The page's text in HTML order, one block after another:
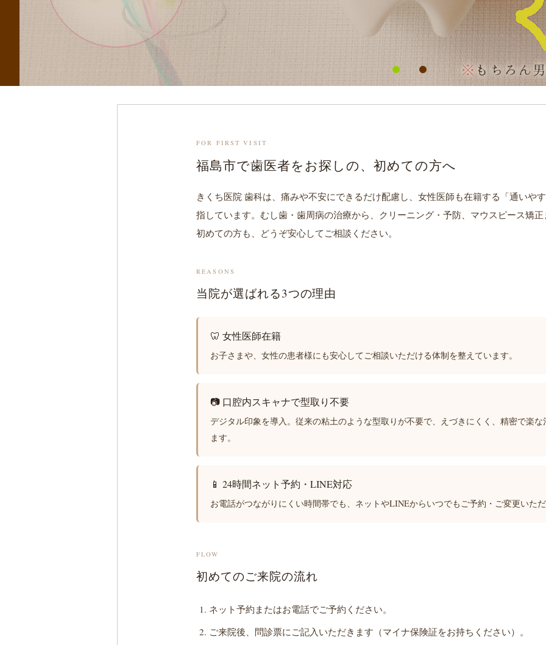
FOR FIRST VISIT
福島市で歯医者をお探しの、初めての方へ
きくち医院 歯科は、痛みや不安にできるだけ配慮し、女性医師も在籍する「通いや
指しています。むし歯・歯周病の治療から、クリーニング・予防、マウスピース矯
初めての方も、どうぞ安心してご相談ください。
REASONS
当院が選ばれる3つの理由
🦷 女性医師在籍
お子さまや、女性の患者様にも安心してご相談いただける体制を整えています。
📷 口腔内スキャナで型取り不要
デジタル印象を導入。従来の粘土のような型取りが不要で、えづきにくく、精密で楽
ます。
📱 24時間ネット予約・LINE対応
お電話がつながりにくい時間帯でも、ネットやLINEからいつでもご予約・ご変更いた
FLOW
初めてのご来院の流れ
ネット予約またはお電話でご予約ください。
ご来院後、問診票にご記入いただきます（マイナ保険証をお持ちください）。